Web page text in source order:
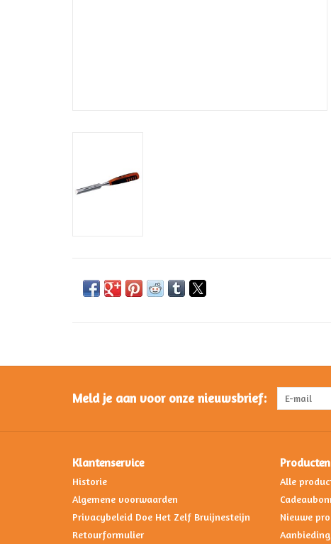
Meld je aan voor onze nieuwsbrief:
Klantenservice
Historie
Algemene voorwaarden
Privacybeleid Doe Het Zelf Bruijnesteijn
Retourformulier
Producten
Alle
Nieuwe